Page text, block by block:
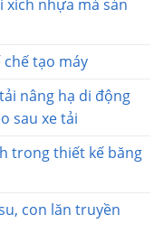
xích nhựa mà sản
tạo máy
nâng hạ di động
sau xe tải
trong thiết kế băng
con lăn truyền